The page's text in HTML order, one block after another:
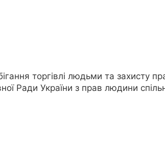
торгівлі людьми та захисту
Ради України з прав людини